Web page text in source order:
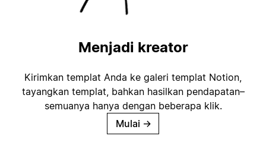
Menjadi kreator
Kirimkan templat Anda ke galeri templat Notion,
tayangkan templat, bahkan hasilkan pendapatan–
semuanya hanya dengan beberapa klik.
Mulai →